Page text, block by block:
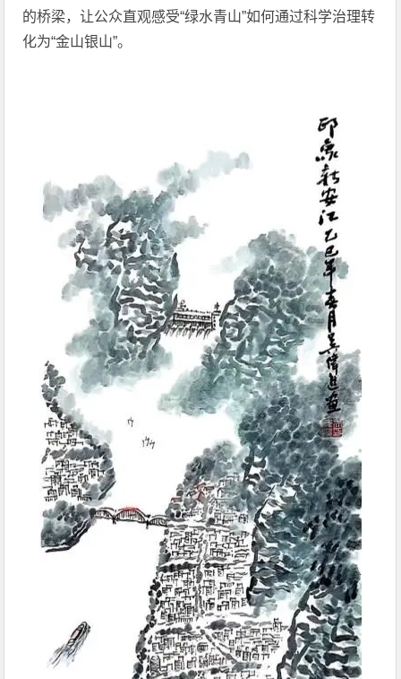
的桥梁，让公众直观感受“绿水青山”如何通过科学治理转
化为“金山银山”。